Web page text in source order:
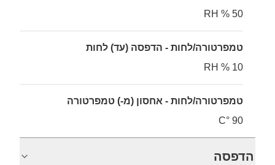
50 % RH
טמפרטורה/לחות - הדפסה (עד) לחות
10 % RH
טמפרטורה/לחות - אחסון (מ-) טמפרטורה
90 °C
הדפסה